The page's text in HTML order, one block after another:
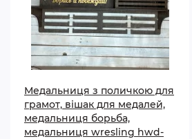
Медальниця з поличкою для
грамот, вішак для медалей,
медальниця борьба,
медальниця wresling hwd-